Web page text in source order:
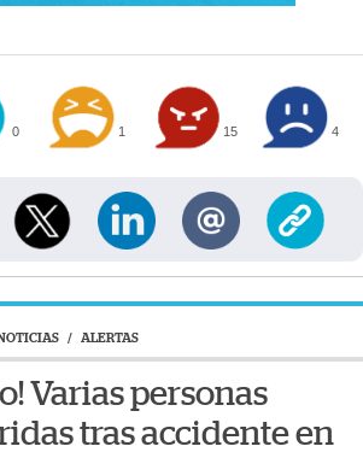
0 1 15 4
/ ALERTAS
Varias personas
tras accidente en